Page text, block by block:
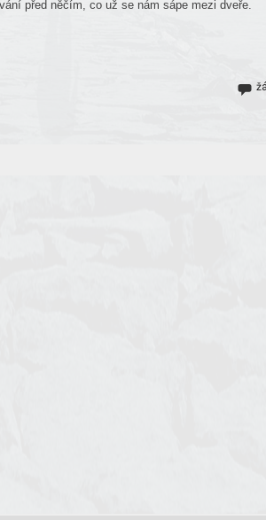
před něčím, co už se nám sápe mezi dveře.